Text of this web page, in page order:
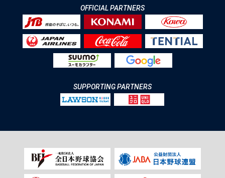
OFFICIAL PARTNERS
SUPPORTING PARTNERS